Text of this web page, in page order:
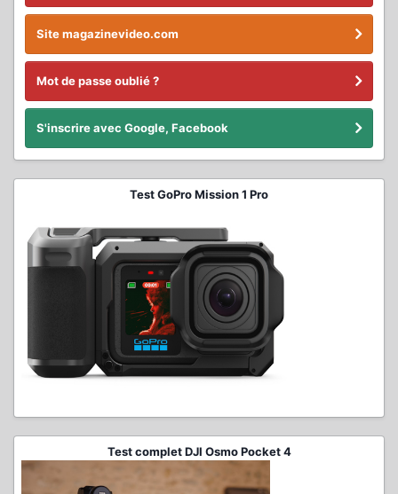
Site magazinevideo.com
Mot de passe oublié ?
S'inscrire avec Google, Facebook
Test GoPro Mission 1 Pro
Test complet DJI Osmo Pocket 4